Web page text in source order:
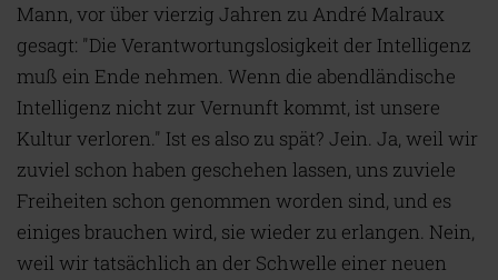
Mann, vor über vierzig Jahren zu André Malraux
gesagt: "Die Verantwortungslosigkeit der Intelligenz
muß ein Ende nehmen. Wenn die abendländische
Intelligenz nicht zur Vernunft kommt, ist unsere
Kultur verloren." Ist es also zu spät? Jein. Ja, weil wir
zuviel schon haben geschehen lassen, uns zuviele
Freiheiten schon genommen worden sind, und es
einiges brauchen wird, sie wieder zu erlangen. Nein,
weil wir tatsächlich an der Schwelle einer neuen